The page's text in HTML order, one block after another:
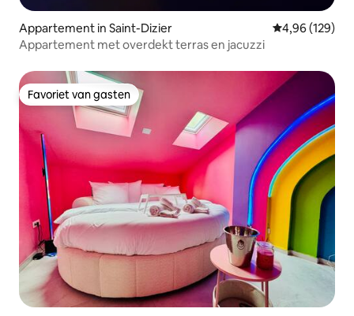
Appartement in Saint-Dizier Gemiddelde
4,96 (129)
Appartement met overdekt terras en jacuzzi
Favoriet van gasten
Favoriet van gasten